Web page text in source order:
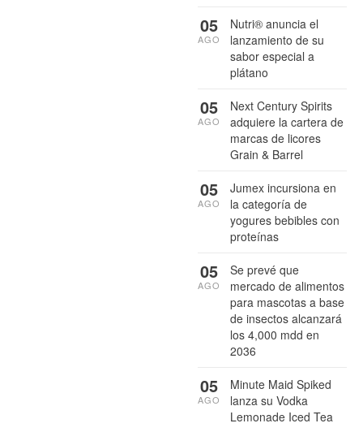
Nutri® anuncia el
lanzamiento de su
sabor especial a
plátano
05
AGO
Next Century Spirits
adquiere la cartera de
marcas de licores
Grain & Barrel
05
AGO
Jumex incursiona en
la categoría de
yogures bebibles con
proteínas
05
AGO
Se prevé que
mercado de alimentos
para mascotas a base
de insectos alcanzará
los 4,000 mdd en
2036
05
AGO
Minute Maid Spiked
lanza su Vodka
Lemonade Iced Tea
05
AGO